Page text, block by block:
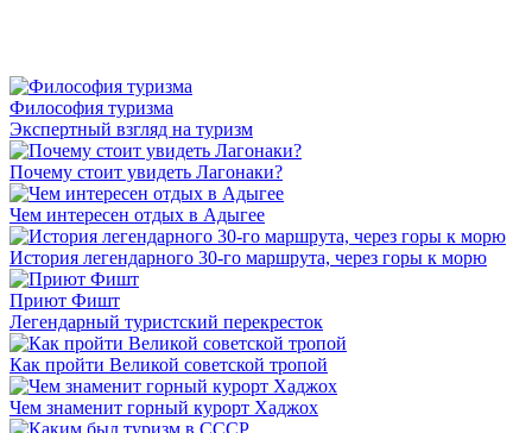
Философия туризма
Экспертный взгляд на туризм
Почему стоит увидеть Лагонаки?
Чем интересен отдых в Адыгее
История легендарного 30-го маршрута, через горы к морю
Приют Фишт
Легендарный туристский перекресток
Как пройти Великой советской тропой
Чем знаменит горный курорт Хаджох